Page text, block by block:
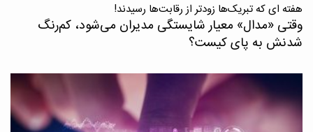
هفته ای که تبریک‌ها زودتر از رقابت‌ها رسیدند!
وقتی «مدال‌» معیار شایستگی مدیران می‌شود، کم‌رنگ
شدنش به پای کیست؟